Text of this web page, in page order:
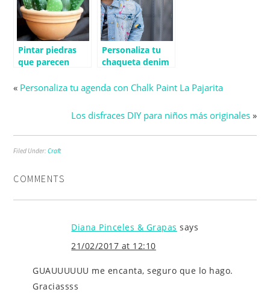
Pintar piedras
que parecen
Personaliza tu
chaqueta denim
« Personaliza tu agenda con Chalk Paint La Pajarita
Los disfraces DIY para niños más originales»
Filed Under:Craft
COMMENTS
Diana Pinceles & Grapas says
21/02/2017 at 12:10
GUAUUUUUU me encanta, seguro que lo hago.
Graciassss